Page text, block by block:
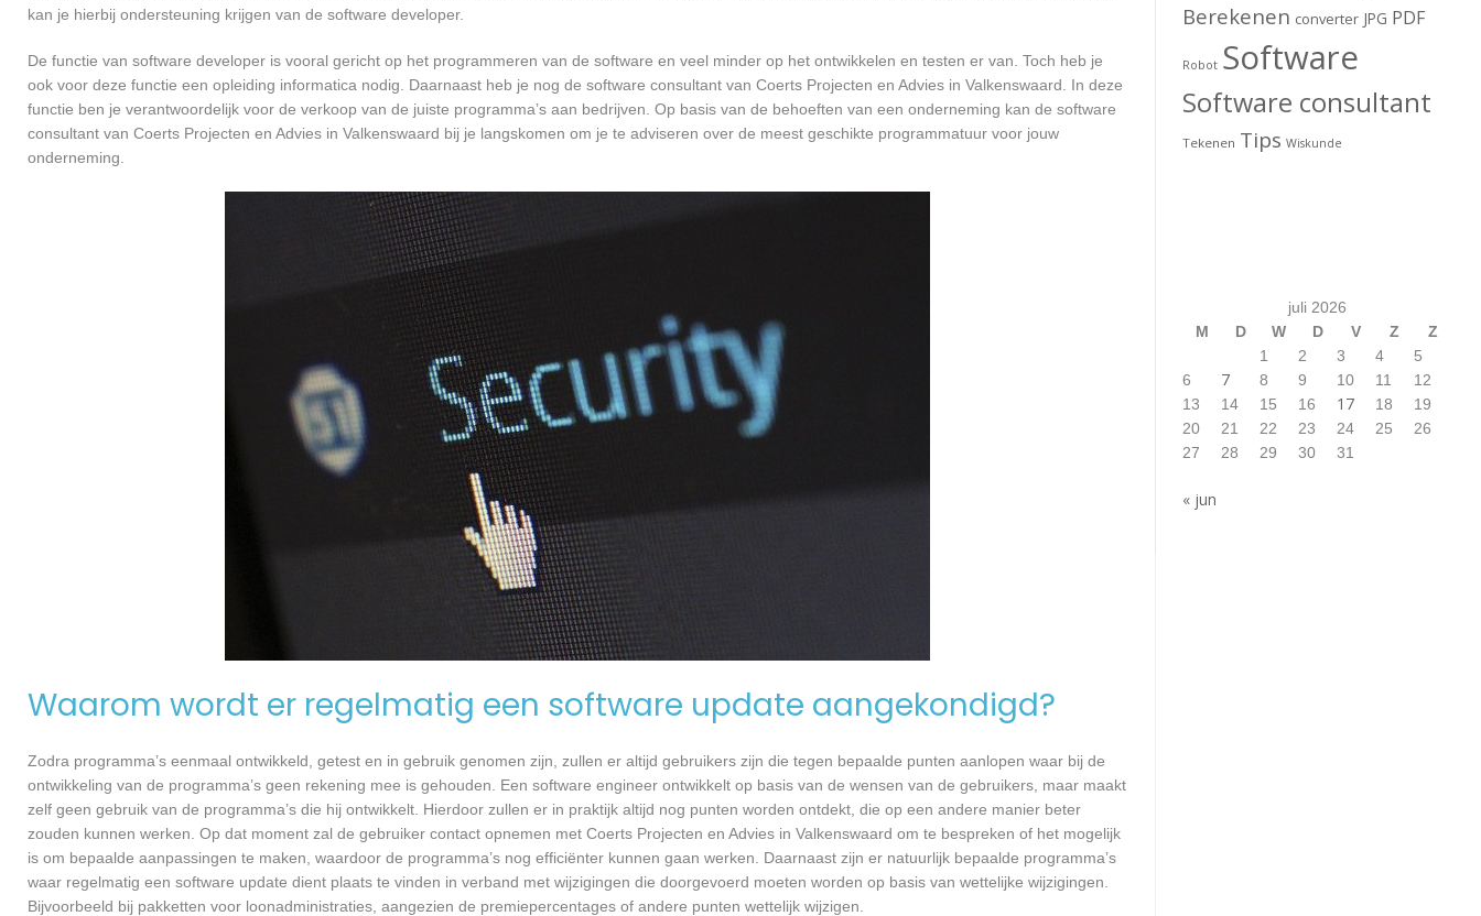
kan je hierbij ondersteuning krijgen van de software developer.
De functie van software developer is vooral gericht op het programmeren van de software en veel minder op het ontwikkelen en testen er van. Toch heb je
ook voor deze functie een opleiding informatica nodig. Daarnaast heb je nog de software consultant van Coerts Projecten en Advies in Valkenswaard. In deze
functie ben je verantwoordelijk voor de verkoop van de juiste programma’s aan bedrijven. Op basis van de behoeften van een onderneming kan de software
consultant van Coerts Projecten en Advies in Valkenswaard bij je langskomen om je te adviseren over de meest geschikte programmatuur voor jouw
onderneming.
Waarom wordt er regelmatig een software update aangekondigd?
Zodra programma’s eenmaal ontwikkeld, getest en in gebruik genomen zijn, zullen er altijd gebruikers zijn die tegen bepaalde punten aanlopen waar bij de
ontwikkeling van de programma’s geen rekening mee is gehouden. Een software engineer ontwikkelt op basis van de wensen van de gebruikers, maar maakt
zelf geen gebruik van de programma’s die hij ontwikkelt. Hierdoor zullen er in praktijk altijd nog punten worden ontdekt, die op een andere manier beter
zouden kunnen werken. Op dat moment zal de gebruiker contact opnemen met Coerts Projecten en Advies in Valkenswaard om te bespreken of het mogelijk
is om bepaalde aanpassingen te maken, waardoor de programma’s nog efficiënter kunnen gaan werken. Daarnaast zijn er natuurlijk bepaalde programma’s
waar regelmatig een software update dient plaats te vinden in verband met wijzigingen die doorgevoerd moeten worden op basis van wettelijke wijzigingen.
Bijvoorbeeld bij pakketten voor loonadministraties, aangezien de premiepercentages of andere punten wettelijk wijzigen.
Berekenen converter JPG PDF
Robot Software
Software consultant
Tekenen Tips Wiskunde
juli 2026
M
D W D V Z
Z
1
2 3 4
5
6
7 8 9 10 11
12
13
14 15 16 17 18
19
20
21 22 23 24 25
26
27
28 29 30 31
« jun